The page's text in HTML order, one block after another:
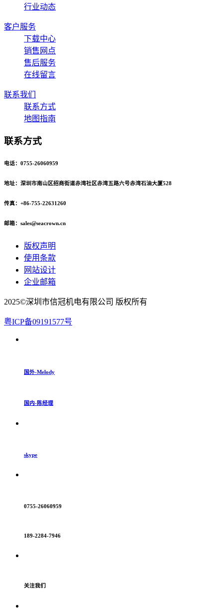
行业动态
客户服务
下载中心
销售网点
售后服务
在线留言
联系我们
联系方式
地图指南
联系方式
电话：0755-26060959
地址：深圳市南山区招商街道赤湾社区赤湾五路六号赤湾石油大厦528
传真：+86-755-22631260
邮箱：sales@seacrown.cn
版权声明
使用条款
网站设计
企业邮箱
2025©深圳市信冠机电有限公司 版权所有
粤ICP备09191577号
国外-Melody
国内-陈经理
skype
0755-26060959
189-2284-7946
关注我们